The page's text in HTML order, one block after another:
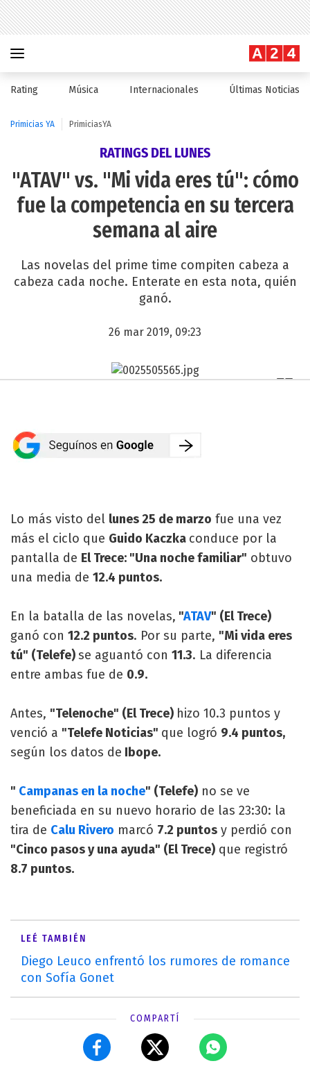
Rating Música Internacionales Últimas Noticias
Primicias YA PrimiciasYA
RATINGS DEL LUNES
"ATAV" vs. "Mi vida eres tú": cómo
fue la competencia en su tercera
semana al aire
Las novelas del prime time compiten cabeza a
cabeza cada noche. Enterate en esta nota, quién
ganó.
26 mar 2019, 09:23
Lo más visto del lunes 25 de marzo fue una vez
más el ciclo que Guido Kaczka conduce por la
pantalla de El Trece: "Una noche familiar" obtuvo
una media de 12.4 puntos.
En la batalla de las novelas, "ATAV" (El Trece)
ganó con 12.2 puntos. Por su parte, "Mi vida eres
tú" (Telefe)se aguantó con 11.3. La diferencia
entre ambas fue de 0.9.
Antes, "Telenoche" (El Trece) hizo 10.3 puntos y
venció a "Telefe Noticias" que logró 9.4 puntos,
según los datos de Ibope.
" Campanas en la noche" (Telefe) no se ve
beneficiada en su nuevo horario de las 23:30: la
tira de Calu Rivero marcó 7.2 puntos y perdió con
"Cinco pasos y una ayuda" (El Trece) que registró
8.7 puntos.
LEÉ TAMBIÉN
Diego Leuco enfrentó los rumores de romance
con Sofía Gonet
COMPARTÍ